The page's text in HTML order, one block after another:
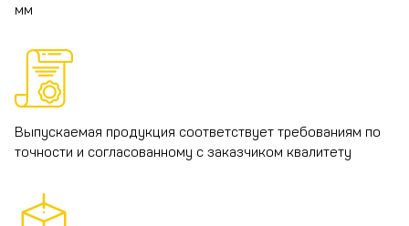
мм
Выпускаемая продукция соответствует требованиям по
точности и согласованному с заказчиком квалитету